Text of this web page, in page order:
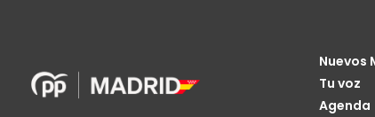
Nuevos
Tu voz
Agenda